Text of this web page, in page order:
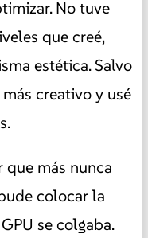
No tuve
que creé,
estética. Salvo
creativo y usé
más nunca
colocar la
se colgaba.